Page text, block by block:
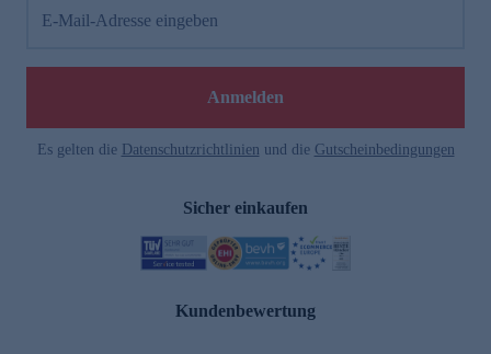
E-Mail-Adresse eingeben
Anmelden
Es gelten die Datenschutzrichtlinien und die Gutscheinbedingungen
Sicher einkaufen
Kundenbewertung